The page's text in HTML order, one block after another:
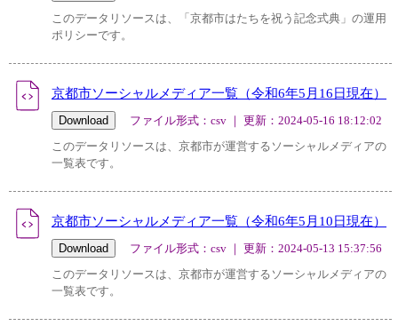
このデータリソースは、「京都市はたちを祝う記念式典」の運用
ポリシーです。
京都市ソーシャルメディア一覧（令和6年5月16日現在）
ファイル形式：csv ｜ 更新：2024-05-16 18:12:02
このデータリソースは、京都市が運営するソーシャルメディアの
一覧表です。
京都市ソーシャルメディア一覧（令和6年5月10日現在）
ファイル形式：csv ｜ 更新：2024-05-13 15:37:56
このデータリソースは、京都市が運営するソーシャルメディアの
一覧表です。